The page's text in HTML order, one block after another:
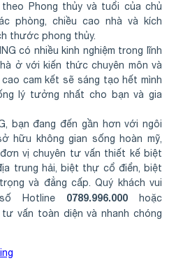
Phong thủy và tuổi của chủ
phòng, chiều cao nhà và kích
thước phong thủy.
có nhiều kinh nghiệm trong lĩnh
ở với kiến thức chuyên môn và
cam kết sẽ sáng tạo hết mình
lý tưởng nhất cho bạn và gia
bạn đang đến gần hơn với ngôi
hữu không gian sống hoàn mỹ,
vị chuyên tư vấn thiết kế biệt
trung hải, biệt thự cổ điển, biệt
và đẳng cấp. Quý khách vui
Hotline 0789.996.000 hoặc
vấn toàn diện và nhanh chóng